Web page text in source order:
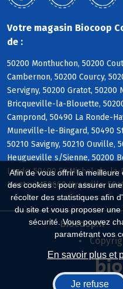
Afin de vous offrir la meilleure
des cookies : pour assurer
récolter des statistiques afin
du site et vous proposer
sécurité. Vous pouvez
paramétrant vos
En savoir plus et
Je refuse
Votre magasin Biocoop
de :
50200 Monthuchon, 50200
Cambernon, 50200 Courcy,
Servigny, 50200 Gratot, 50200
Bricqueville-la-Blouette,
Camprond, 50490 La Ronde-
Muneville-le-Bingard, 50490
50210 Savigny, 50210 Ouville,
Heugueville s/Sienne, 50200
Lande, 50490 St-Michel-de-
Montcuit, 50660 Hyenville,
Biocoop.fr